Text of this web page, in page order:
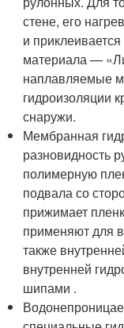
стене, его
и
материала —
наплавляемые
гидроизоляции
снаружи.
Мембранная
разновидность
полимерную
подвала со
прижимает
применяют для
также
внутренней
шипами .